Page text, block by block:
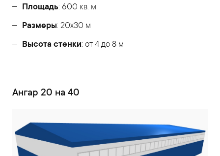
Площадь: 600 кв. м
Размеры: 20х30 м
Высота стенки: от 4 до 8 м
Ангар 20 на 40